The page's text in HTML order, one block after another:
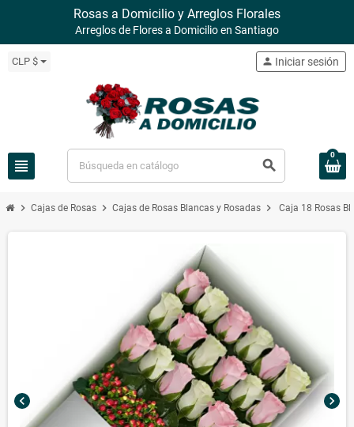
Rosas a Domicilio y Arreglos Florales
Arreglos de Flores a Domicilio en Santiago
CLP $
view_headline search
person Iniciar sesión
0
chevron_right Cajas de Rosas chevron_right Cajas de Rosas Blancas y Rosadas chevron_right Caja 18 Rosas
chevron_left chevron_right